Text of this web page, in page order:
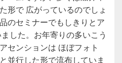
形で 広がっているのでしょ
のセミナーでもしきりとア
した。お年寄りの多いこう
センションは ほぼフォト
並行した形で流布していま